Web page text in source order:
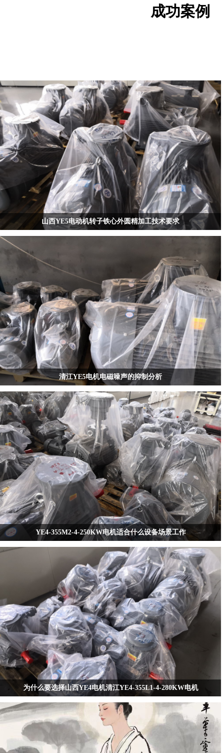
山西YE5电动机转子铁心外圆精加工技术要求
山西YE5电动机转子铁心外圆精加工，应以T/CEEIA 520-2021为顶层依据，严格执
行同轴度≤0.5mm、粗糙度≤3.2μm、尺寸公差±0.05mm三大硬指标，并强制采用圆
盘车刀+定位轴套工艺组合。当前缺乏山西本地细化规程，建议企业结合《中小型
异步电动机零部件标准-铸铝转子铁心技术要求》1和专利技术（如防热变形分阶段
磨削3、智能温控主轴14）制定内控作业指导书。待验证点：山西电机制造有限公
司新申请的低压铸造模具专利是否配套更新了外圆精加工参数
清江YE5电机电磁噪声的抑制分析
消音材料与隔离技术：在电机内部或外部加装隔音垫、消音罩等吸隔声组件，阻
断噪声传播路径1；YE5电机明确提及“使用消音材料”以吸收或隔离噪音1。
变频工况适配：当YE5电机配用变频器时，可通过调整载波频率（如将默认5kHz
调至9kHz）显著降低“吱吱”高频电磁噪声8；该方法对办公、医疗等静音敏感场景
尤为关键4。
YE4-355M2-4-250KW电机适合什么设备场景工作
YE4-355M2-4-250KW电机适合什么设备场景工作
为什么要选择山西YE4电机清江YE4-355L1-4-280KW电机
为什么要选择山西YE4电机清江YE4-355L1-4-280KW电机
成功案例